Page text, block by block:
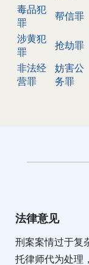
毒品犯
罪
帮信罪
涉黄犯
罪
抢劫罪
非法经
营罪
妨害公
务罪
法律意见
刑案案情过于复
托律师代为处理